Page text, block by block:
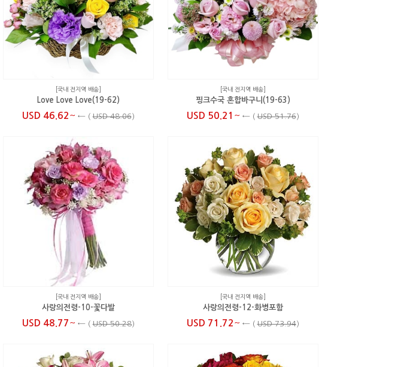
[국내 전지역 배송]
Love Love Love(19-62)
USD 46.62 ~ ← (USD 48.06)
[국내 전지역 배송]
핑크수국 혼합바구니(19-63)
USD 50.21 ~ ← (USD 51.76)
[국내 전지역 배송]
사랑의전령-10-꽃다발
USD 48.77 ~ ← (USD 50.28)
[국내 전지역 배송]
사랑의전령-12-화병포함
USD 71.72 ~ ← (USD 73.94)